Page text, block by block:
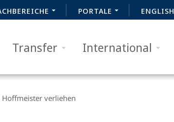
PORTALE ENGLISH
Transfer International
verliehen